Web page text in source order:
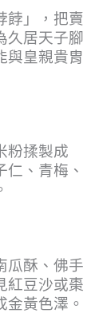
餑」，把賣
久居天子腳
與皇親貴胄
粉揉製成
、青梅、
瓜酥、佛手
紅豆沙或棗
黃色澤。